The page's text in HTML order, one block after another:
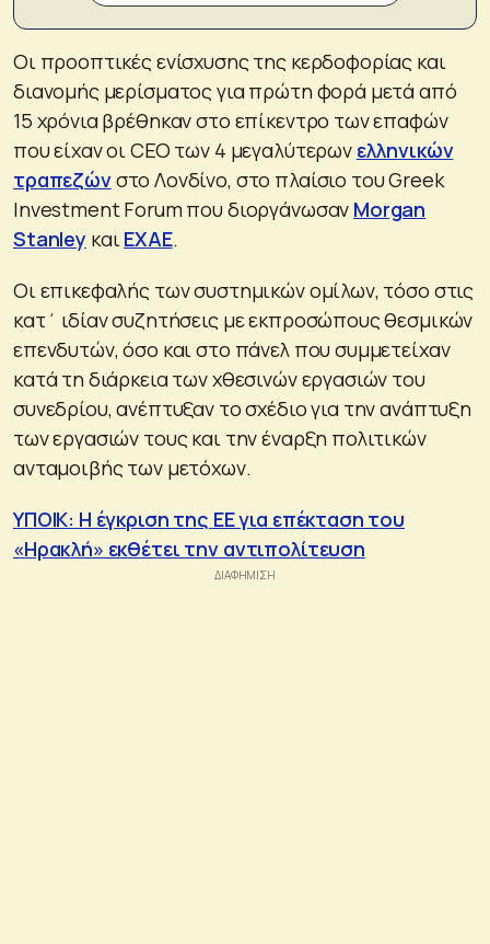
Οι προοπτικές ενίσχυσης της κερδοφορίας και
διανομής μερίσματος για πρώτη φορά μετά από
15 χρόνια βρέθηκαν στο επίκεντρο των επαφών
που είχαν οι CEO των 4 μεγαλύτερων ελληνικών
τραπεζώνστο Λονδίνο, στο πλαίσιο του Greek
Investment Forum που διοργάνωσαν Morgan
Stanley και ΕΧΑΕ.
Οι επικεφαλής των συστημικών ομίλων, τόσο στις
κατ΄ ιδίαν συζητήσεις με εκπροσώπους θεσμικών
επενδυτών, όσο και στο πάνελ που συμμετείχαν
κατά τη διάρκεια των χθεσινών εργασιών του
συνεδρίου, ανέπτυξαν το σχέδιο για την ανάπτυξη
των εργασιών τους και την έναρξη πολιτικών
ανταμοιβής των μετόχων.
ΥΠΟΙΚ: Η έγκριση της ΕΕ για επέκταση του
«Ηρακλή» εκθέτει την αντιπολίτευση